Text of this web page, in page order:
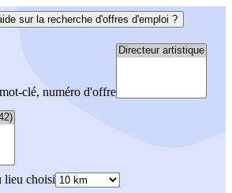
sur la recherche d'offres d'emploi ?
clé, numéro d'offre
lieu choisi